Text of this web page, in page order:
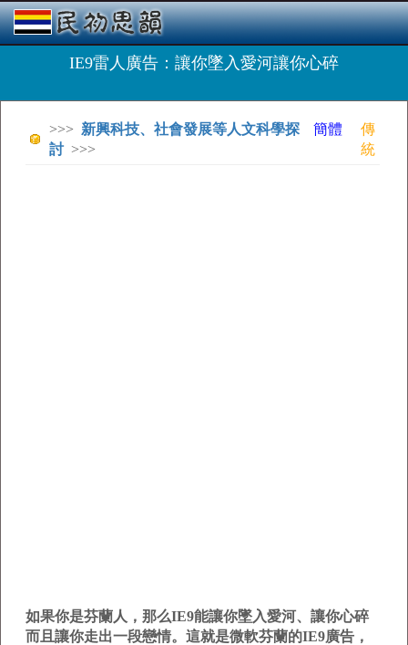
IE9雷人廣告：讓你墜入愛河讓你心碎
>>> 新興科技、社會發展等人文科學探
討>>>
簡體
傳
統
如果你是芬蘭人，那么IE9能讓你墜入愛河、讓你心碎
而且讓你走出一段戀情。這就是微軟芬蘭的IE9廣告，